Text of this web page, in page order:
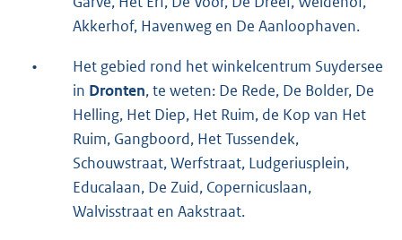
Akkerhof, Havenweg en De Aanloophaven.
•
Het gebied rond het winkelcentrum Suydersee
in Dronten, te weten: De Rede, De Bolder, De
Helling, Het Diep, Het Ruim, de Kop van Het
Ruim, Gangboord, Het Tussendek,
Schouwstraat, Werfstraat, Ludgeriusplein,
Educalaan, De Zuid, Copernicuslaan,
Walvisstraat en Aakstraat.